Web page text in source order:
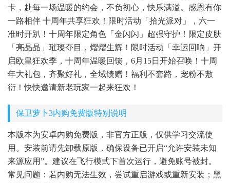
卡，赴每一场温暖的约会，不负初心，快乐满溢。感恩有你
一路相伴 十周年共享狂欢！限时活动「拾光派对」，六一
准时开趴！十周年限定角色「金闪闪」超强守护！限定皮肤
「亮晶晶」璀璨夺目，熠熠生辉！限时活动「幸运回响」开
启欧皇狂欢季，十周年温暖回馈，6月15日开始召唤！十周
年大礼包，齐聚好礼，全域馈赠！福利不套路，宠粉不敷
衍！快快邀请新老玩家一起来狂欢！
保卫萝卜3内购免费版特别说明
本版本为安卓内购免费版，非官方正版，仅供学习交流使
用。安装前请先卸载原版，确保设备已开启“允许安装未知
来源应用”。建议在飞行模式下首次运行，避免账号被封。
常见问题：若内购无法生效，尝试重启游戏或重新安装；黑